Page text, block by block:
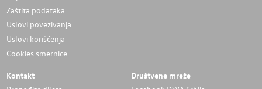
Zaštita podataka
Uslovi povezivanja
Uslovi korišćenja
Cookies smernice
Kontakt Društvene mreže